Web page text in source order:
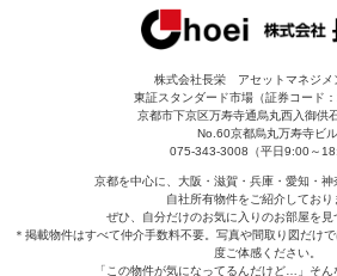
株式会社長栄 アセットマネジメ
東証スタンダード市場（証券コード
京都市下京区万寿寺通烏丸西入御供
No.60京都烏丸万寿寺ビル
075-343-3008（平日9:00～
京都を中心に、大阪・滋賀・兵庫・愛知・
自社所有物件をご紹介しており
ぜひ、自分だけのお気に入りのお部屋を見
＊掲載物件はすべて仲介手数料不要。写真や間取り図だけ
度ご体感ください。
「この物件が気になってるんだけど…」そん